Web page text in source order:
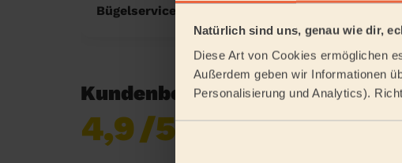
Natürlich sind uns, genau wie dir,
Diese Art von Cookies ermöglichen
Außerdem geben wir Informationen
Personalisierung und Analytics).
Bügelservice zu Hause
Kundenbewertungen in
4,9/5
Bereits 619 170